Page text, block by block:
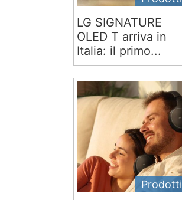
LG SIGNATURE
OLED T arriva in
Italia: il primo...
Prodotti